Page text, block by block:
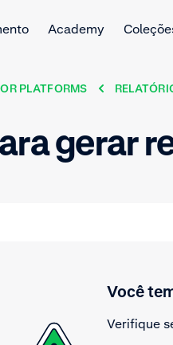
Academy
PLATFORMS
gerar
Você
Verifique